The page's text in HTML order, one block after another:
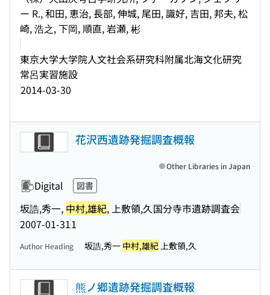
ー R., 和田, 恵治, 長部, 伸城, 尾田, 識好, 吉田, 邦夫, 松
崎, 浩之, 下岡, 順直, 岩瀬, 彬
東京大学大学院人文社会系研究科附属北海文化研究
常呂実習施設
2014-03-30
花沢西遺跡発掘調査概報
Digital 図書
坂誥,秀一, 中村,雄紀, 上敷領,久 国分寺市遺跡調査会
2007-01-311
Other Libraries in Japan
Author Heading 坂誥,秀一 中村,雄紀上敷領,久
熊ノ郷遺跡発掘調査概報